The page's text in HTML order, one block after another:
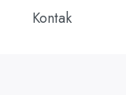
Kontak